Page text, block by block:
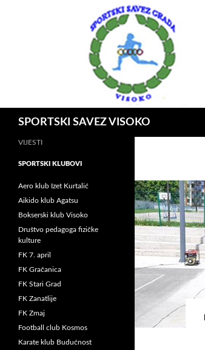
SPORTSKI SAVEZ VISOKO
VIJESTI
SPORTSKI KLUBOVI
Aero klub Izet Kurtalić
Aikido klub Agatsu
Bokserski klub Visoko
Društvo pedagoga fizičke
kulture
FK 7. april
FK Gračanica
FK Stari Grad
FK Zanatlije
FK Zmaj
Football club Kosmos
Karate klub Budućnost